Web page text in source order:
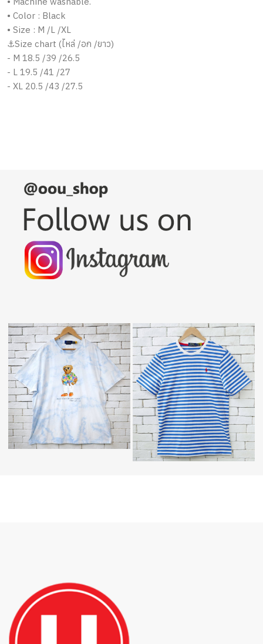
• Color : Black
• Size : M /L /XL
⚓Size chart (ไหล่ /อก /ยาว)
- M 18.5 /39 /26.5
- L 19.5 /41 /27
- XL 20.5 /43 /27.5